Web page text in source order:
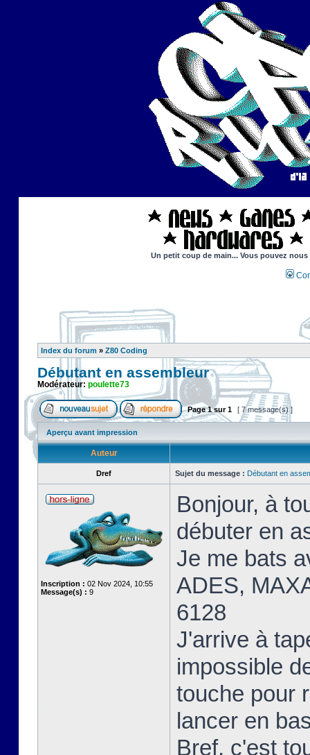
Un petit coup de main... Vous pouvez
Index du forum » Z80 Coding
Débutant en assembleur
Modérateur: poulette73
Page1sur1 [ 7 message(s) ]
Aperçu avant impression
Auteur
Dref Sujet du message : Débutant en
Inscription : 02 Nov 2024, 10:55
Message(s) : 9
Bonjour, à
débuter en
Je me bats
ADES,
6128
J'arrive à
impossible
touche pour
lancer en
Bref, c'est